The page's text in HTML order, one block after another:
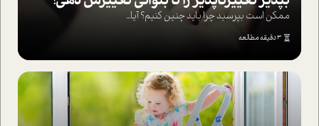
ممکن است بپرسيد چرا بايد چنين کنيم؟ آيا...
3 دقیقه مطالعه